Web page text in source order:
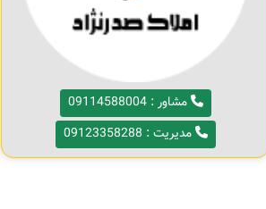
مشاور : 09114588004
مدیریت : 09123358288